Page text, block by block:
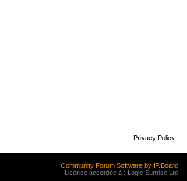
Privacy Policy
Community Forum Software by IP.Board
Licence accordée à : Logic Sunrise Ltd